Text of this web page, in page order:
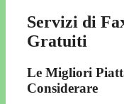
Servizi di
Gratuiti
Le Migliori
Considerare